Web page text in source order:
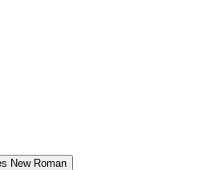
New Roman